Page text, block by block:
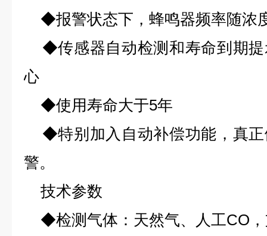
◆报警状态下，蜂鸣器频率随浓
◆传感器自动检测和寿命到期提
心
◆使用寿命大于5年
◆特别加入自动补偿功能，真正
警。
技术参数
◆检测气体：天然气、人工CO，